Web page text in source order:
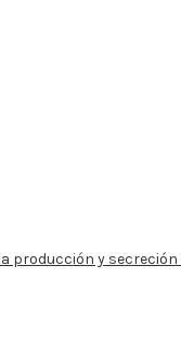
producción y secreción